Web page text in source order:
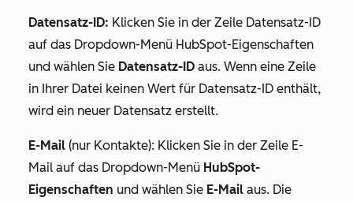
Datensatz-ID: Klicken Sie in der Zeile Datensatz-ID
auf das Dropdown-Menü HubSpot-Eigenschaften
und wählen Sie Datensatz-ID aus. Wenn eine Zeile
in Ihrer Datei keinen Wert für Datensatz-ID enthält,
wird ein neuer Datensatz erstellt.
E-Mail (nur Kontakte): Klicken Sie in der Zeile E-
Mail auf das Dropdown-Menü HubSpot-
Eigenschaften und wählen Sie E-Mail aus. Die